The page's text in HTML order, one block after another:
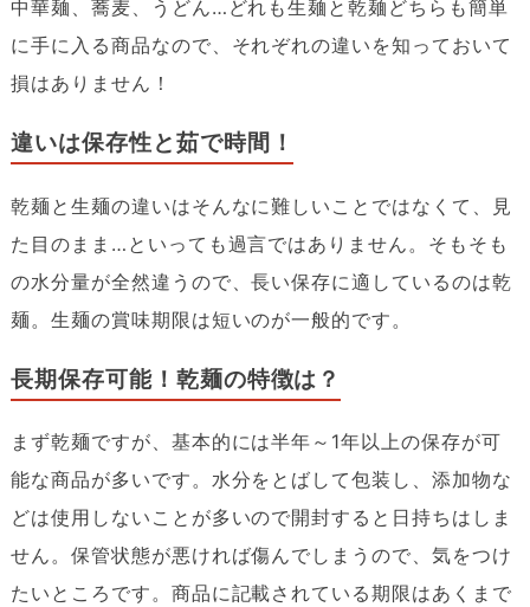
中華麺、蕎麦、うどん…どれも生麺と乾麺どちらも簡単
に手に入る商品なので、それぞれの違いを知っておいて
損はありません！
違いは保存性と茹で時間！
乾麺と生麺の違いはそんなに難しいことではなくて、見
た目のまま…といっても過言ではありません。そもそも
の水分量が全然違うので、長い保存に適しているのは乾
麺。生麺の賞味期限は短いのが一般的です。
長期保存可能！乾麺の特徴は？
まず乾麺ですが、基本的には半年～1年以上の保存が可
能な商品が多いです。水分をとばして包装し、添加物な
どは使用しないことが多いので開封すると日持ちはしま
せん。保管状態が悪ければ傷んでしまうので、気をつけ
たいところです。商品に記載されている期限はあくまで